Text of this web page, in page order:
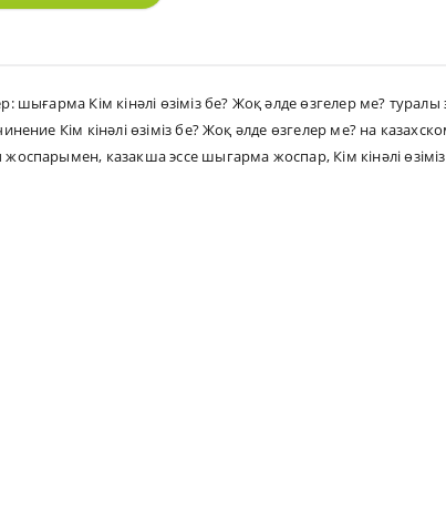
шығарма Кім кінәлі өзіміз бе? Жоқ әлде өзгелер ме?
Кім кінәлі өзіміз бе? Жоқ әлде өзгелер ме? на
жоспарымен, казакша эссе шыгарма жоспар, Кім кінәлі